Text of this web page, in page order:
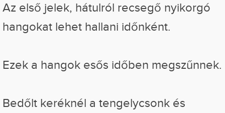
Az első jelek, hátulról recsegő nyikorgó
hangokat lehet hallani időnként.
Ezek a hangok esős időben megszűnnek.
Bedőlt keréknél a tengelycsonk és